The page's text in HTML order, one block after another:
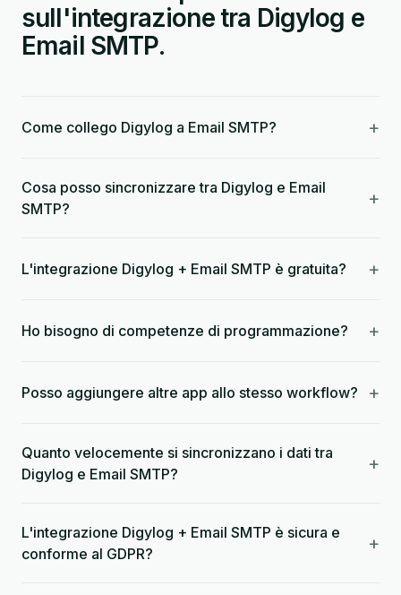
sull'integrazione tra Digylog e
Email SMTP.
Come collego Digylog a Email SMTP? +
Cosa posso sincronizzare tra Digylog e Email
SMTP?
+
L'integrazione Digylog + Email SMTP è gratuita? +
Ho bisogno di competenze di programmazione? +
Posso aggiungere altre app allo stesso workflow? +
Quanto velocemente si sincronizzano i dati tra
Digylog e Email SMTP?
+
L'integrazione Digylog + Email SMTP è sicura e
conforme al GDPR?
+